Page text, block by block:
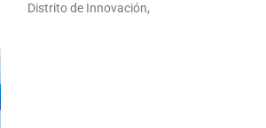
Distrito de Innovación,